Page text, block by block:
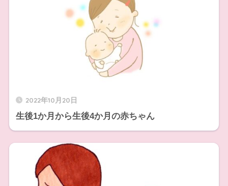
2022年10月20日
生後1か月から生後4か月の赤ちゃん